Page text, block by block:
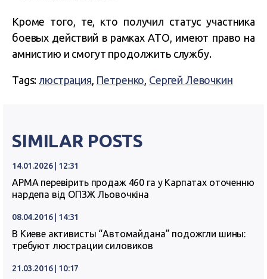
Кроме того, те, кто получил статус участника
боевых действий в рамках АТО, имеют право на
амнистию и смогут продолжить службу.
Tags:люстрация, Петренко, Сергей Левочкин
SIMILAR POSTS
14.01.2026 | 12:31
АРМА перевірить продаж 460 га у Карпатах оточенню
нардепа від ОПЗЖ Льовочкіна
08.04.2016 | 14:31
В Киеве активисты “Автомайдана” подожгли шины:
требуют люстрации силовиков
21.03.2016 | 10:17